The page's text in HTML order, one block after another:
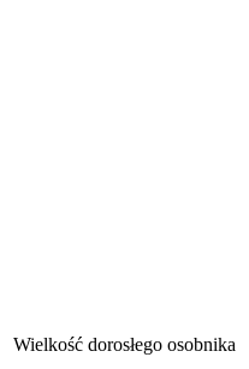
Wielkość dorosłego osobnika